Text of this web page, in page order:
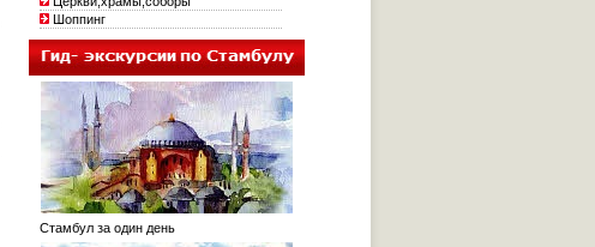
Шоппинг
Стамбул за один день